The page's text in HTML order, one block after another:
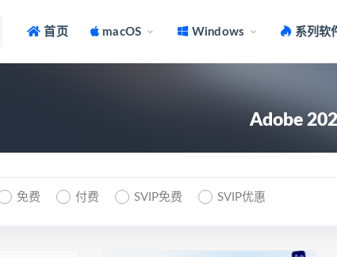
首页 macOS Windows 系列软
Adobe
免费 付费 SVIP免费 SVIP优惠